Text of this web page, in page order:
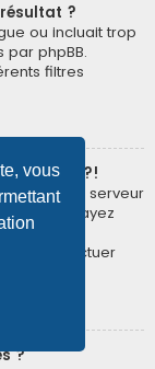
vous
?
ou incluait trop
phpBB.
filtres
blanche ?!
que le serveur
et essayez
dans la
effectuer
?